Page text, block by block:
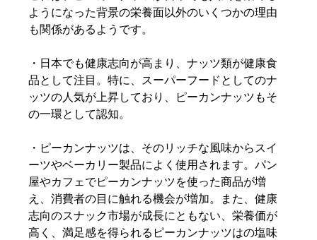
ようになった背景の栄養面以外のいくつかの理由
も関係があるようです。
・日本でも健康志向が高まり、ナッツ類が健康食
品として注目。特に、スーパーフードとしてのナ
ッツの人気が上昇しており、ピーカンナッツもそ
の一環として認知。
・ピーカンナッツは、そのリッチな風味からスイ
ーツやベーカリー製品によく使用されます。パン
屋やカフェでピーカンナッツを使った商品が増
え、消費者の目に触れる機会が増加。また、健康
志向のスナック市場が成長にともない、栄養価が
高く、満足感を得られるピーカンナッツはの塩味